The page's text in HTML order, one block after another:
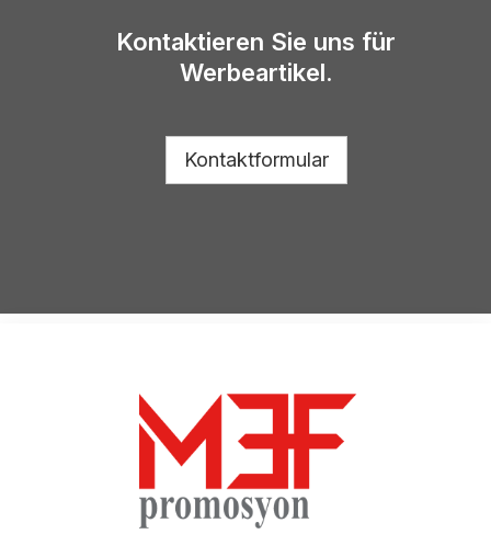
Kontaktieren Sie uns für
Werbeartikel.
Kontaktformular